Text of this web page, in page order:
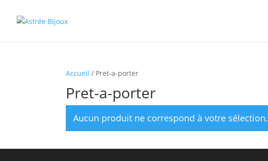
Accueil / Pret-a-porter
Pret-a-porter
Aucun produit ne correspond à votre sélection.